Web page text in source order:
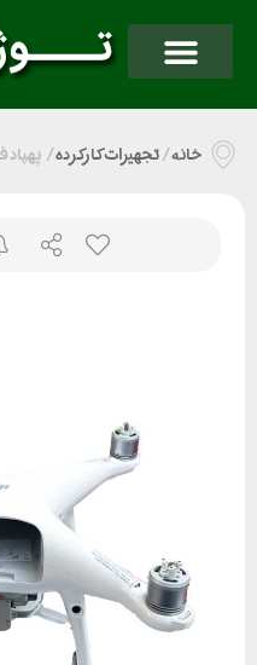
خانه/تجهیزات کارکرده/پهپاد